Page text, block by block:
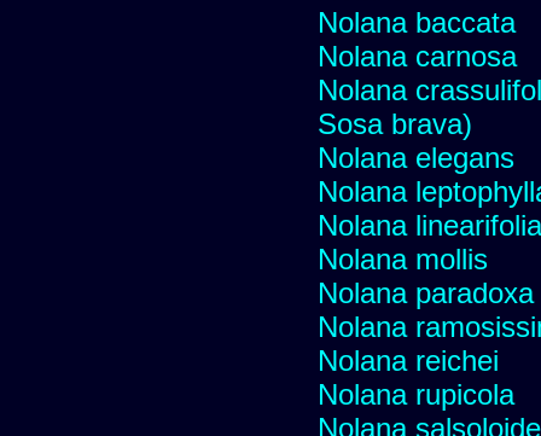
Nolana baccata
Nolana carnosa
Nolana
Sosa brava)
Nolana elegans
Nolana
Nolana linearifolia
Nolana mollis
Nolana paradoxa
Nolana
Nolana reichei
Nolana rupicola
Nolana